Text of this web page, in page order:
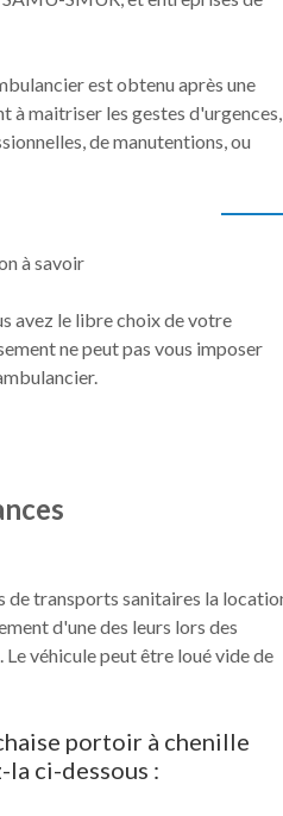
est obtenu après une
à maitriser les gestes d'urgences,
de manutentions, ou
à savoir
avez le libre choix de votre
ne peut pas vous imposer
de transports sanitaires la
d'une des leurs lors des
véhicule peut être loué vide de
portoir à chenille
la ci-dessous :